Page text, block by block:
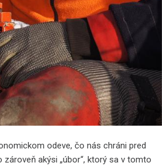
odeve, čo nás chráni pred
akýsi „úbor“, ktorý sa v tomto